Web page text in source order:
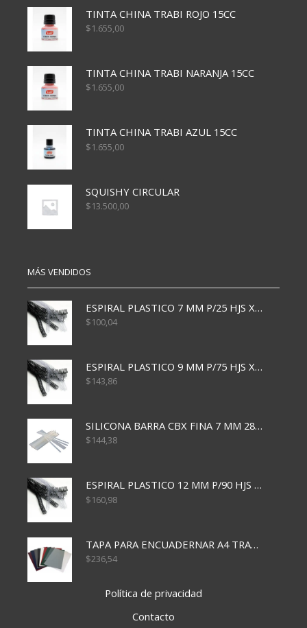
TINTA CHINA TRABI ROJO 15CC
$1.655,00
TINTA CHINA TRABI NARANJA 15CC
$1.655,00
TINTA CHINA TRABI AZUL 15CC
$1.655,00
SQUISHY CIRCULAR
$13.500,00
MÁS VENDIDOS
ESPIRAL PLASTICO 7 MM P/25 HJS X50x3000
$100,04
ESPIRAL PLASTICO 9 MM P/75 HJS X50X2400
$143,86
SILICONA BARRA CBX FINA 7 MM 28 CM
$144,38
ESPIRAL PLASTICO 12 MM P/90 HJS X50X1500
$160,98
TAPA PARA ENCUADERNAR A4 TRANSP x50x500
$236,54
Política de privacidad
Contacto